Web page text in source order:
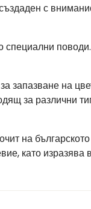
с
специални
запазване на
за различни
на българското
като изразява